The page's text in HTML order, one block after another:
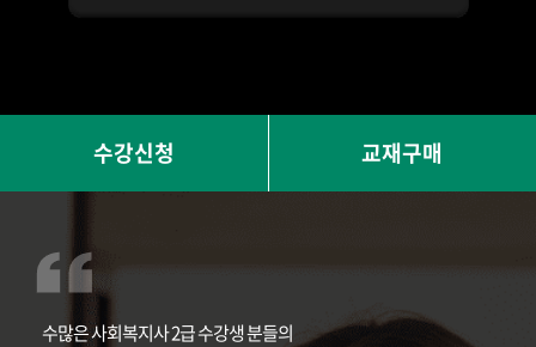
수강신청 교재구매
수많은 사회복지사 2급 수강생 분들의